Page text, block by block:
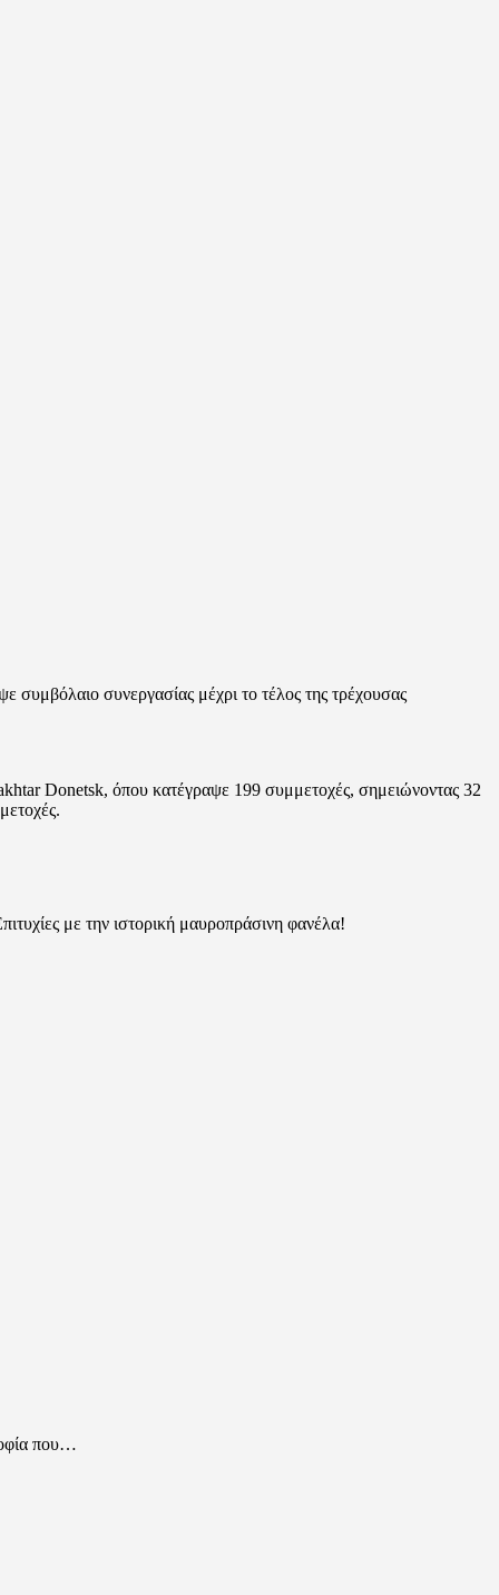
συνεργασίας μέχρι το τέλος της τρέχουσας
Donetsk, όπου κατέγραψε 199 συμμετοχές, σημειώνοντας 32
με την ιστορική μαυροπράσινη φανέλα!
που…